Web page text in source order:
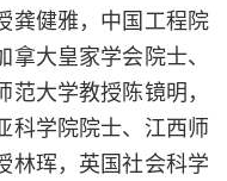
龚健雅，中国工程院
大皇家学会院士、
大学教授陈镜明，
科学院院士、江西师
林珲，英国社会科学